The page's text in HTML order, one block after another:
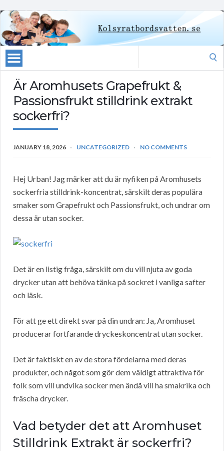
Är Aromhusets Grapefrukt &
Passionsfrukt stilldrink extrakt
sockerfri?
JANUARY 18, 2026 UNCATEGORIZED NO COMMENTS
Hej Urban! Jag märker att du är nyfiken på Aromhusets
sockerfria stilldrink-koncentrat, särskilt deras populära
smaker som Grapefrukt och Passionsfrukt, och undrar om
dessa är utan socker.
Det är en listig fråga, särskilt om du vill njuta av goda
drycker utan att behöva tänka på sockret i vanliga safter
och läsk.
För att ge ett direkt svar på din undran: Ja, Aromhuset
producerar fortfarande dryckeskoncentrat utan socker.
Det är faktiskt en av de stora fördelarna med deras
produkter, och något som gör dem väldigt attraktiva för
folk som vill undvika socker men ändå vill ha smakrika och
fräscha drycker.
Vad betyder det att Aromhuset
Stilldrink Extrakt är sockerfri?